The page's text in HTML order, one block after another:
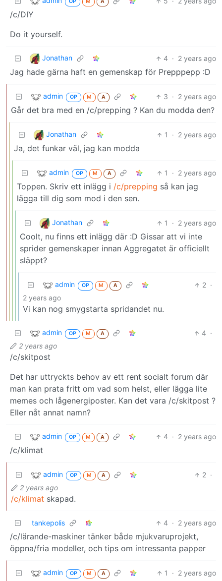
OP M A
/c/DIY
Do it yourself.
Jonathan 4 · 2 years ago
Jag hade gärna haft en gemenskap för Prepppepp :D
admin OP M A 3 · 2 years ago
Går det bra med en /c/prepping ? Kan du modda den?
Jonathan 1 · 2 years ago
Ja, det funkar väl, jag kan modda
admin OP M A 1 · 2 years ago
Toppen. Skriv ett inlägg i /c/prepping så kan jag
lägga till dig som mod i den sen.
Jonathan 1 · 2 years ago
Coolt, nu finns ett inlägg där :D Gissar att vi inte
sprider gemenskaper innan Aggregatet är officiellt
släppt?
admin OP M A 2 ·
2 years ago
Vi kan nog smygstarta spridandet nu.
admin OP M A 4 ·
2 years ago
/c/skitpost
Det har uttryckts behov av ett rent socialt forum där
man kan prata fritt om vad som helst, eller lägga lite
memes och lågenergiposter. Kan det vara /c/skitpost ?
Eller nåt annat namn?
admin OP M A 4 · 2 years ago
/c/klimat
admin OP M A 2 ·
2 years ago
/c/klimat skapad.
tankepolis 4 · 2 years ago
/c/lärande-maskiner tänker både mjukvaruprojekt,
öppna/fria modeller, och tips om intressanta papper
admin OP M A 1 · 2 years ago